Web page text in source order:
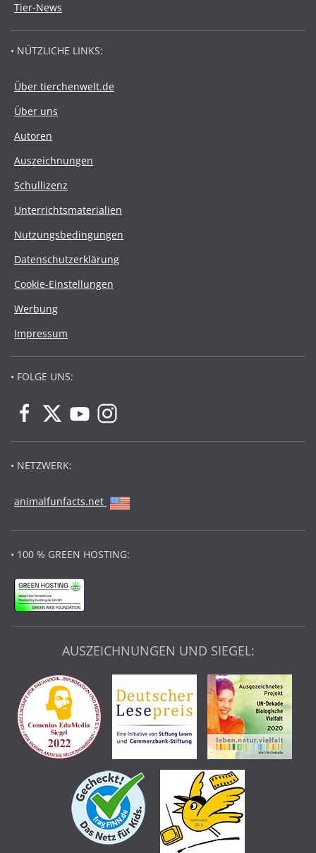
Tier-News
• NÜTZLICHE LINKS:
Über tierchenwelt.de
Über uns
Autoren
Auszeichnungen
Schullizenz
Unterrichtsmaterialien
Nutzungsbedingungen
Datenschutzerklärung
Cookie-Einstellungen
Werbung
Impressum
• FOLGE UNS:
• NETZWERK:
animalfunfacts.net
• 100 % GREEN HOSTING:
AUSZEICHNUNGEN UND SIEGEL: